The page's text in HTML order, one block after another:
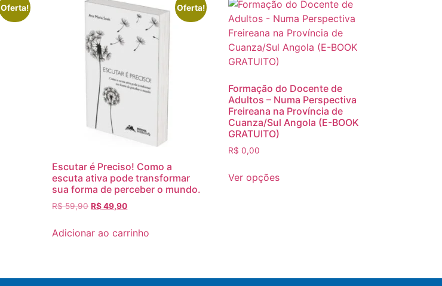
Oferta! Oferta!
Escutar é Preciso! Como a
escuta ativa pode transformar
sua forma de perceber o mundo.
R$59,90 R$49,90
Adicionar ao carrinho
Formação do Docente de
Adultos – Numa Perspectiva
Freireana na Província de
Cuanza/Sul Angola (E-BOOK
GRATUITO)
R$ 0,00
Ver opções